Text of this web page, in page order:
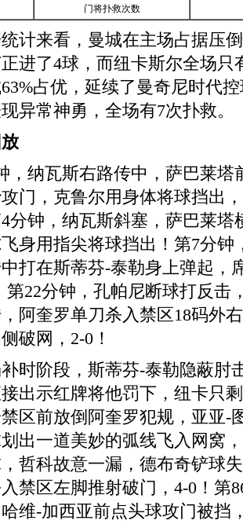
门将扑救次数
来看，曼城在主场占据压倒
进了4球，而纽卡斯尔全场只
占优，延续了曼奇尼时代
异常神勇，全场有7次扑救。
纳瓦斯右路传中，萨巴莱塔
门，克鲁尔用身体将球挡出
分钟，纳瓦斯斜塞，萨巴莱塔
身用指尖将球挡出！第7分钟
打在斯蒂芬-泰勒身上弹起，
第22分钟，孔帕尼断球打反击
阿奎罗单刀杀入禁区18码外
破网，2-0！
阶段，斯蒂芬-泰勒隐蔽肘
出示红牌将他罚下，纽卡只
区前放倒阿奎罗犯规，亚亚-
出一道美妙的弧线飞入网窝
哲科故意一漏，德布奇铲球
禁区左脚推射破门，4-0！第
维-加西亚前点头球攻门被挡